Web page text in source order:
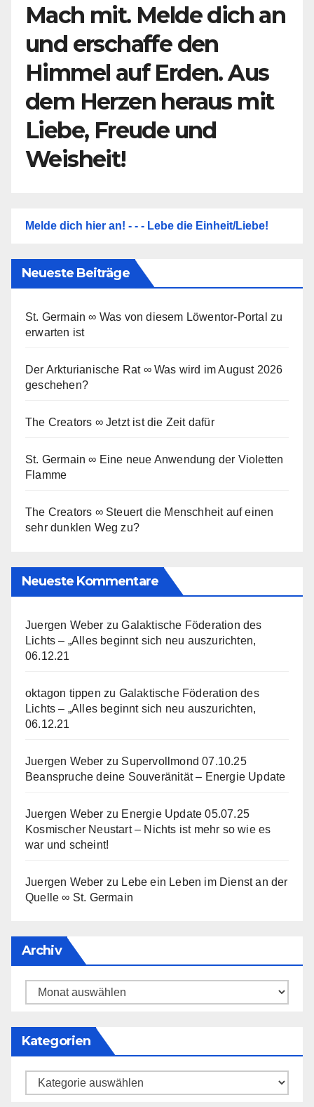
Mach mit. Melde dich an
und erschaffe den
Himmel auf Erden. Aus
dem Herzen heraus mit
Liebe, Freude und
Weisheit!
Melde dich hier an! - - - Lebe die Einheit/Liebe!
Neueste Beiträge
St. Germain ∞ Was von diesem Löwentor-Portal zu
erwarten ist
Der Arkturianische Rat ∞ Was wird im August 2026
geschehen?
The Creators ∞ Jetzt ist die Zeit dafür
St. Germain ∞ Eine neue Anwendung der Violetten
Flamme
The Creators ∞ Steuert die Menschheit auf einen
sehr dunklen Weg zu?
Neueste Kommentare
Juergen Weber zuGalaktische Föderation des
Lichts – „Alles beginnt sich neu auszurichten,
06.12.21
oktagon tippen zu Galaktische Föderation des
Lichts – „Alles beginnt sich neu auszurichten,
06.12.21
Juergen Weber zu Supervollmond 07.10.25
Beanspruche deine Souveränität – Energie Update
Juergen Weber zu Energie Update 05.07.25
Kosmischer Neustart – Nichts ist mehr so wie es
war und scheint!
Juergen Weber zu Lebe ein Leben im Dienst an der
Quelle ∞ St. Germain
Archiv
Archiv
Kategorien
Kategorien